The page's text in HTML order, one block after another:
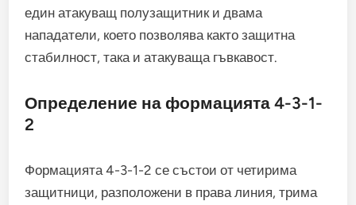
един атакуващ полузащитник и двама
нападатели, което позволява както защитна
стабилност, така и атакуваща гъвкавост.
Определение на формацията 4-3-1-
2
Формацията 4-3-1-2 се състои от четирима
защитници, разположени в права линия, трима